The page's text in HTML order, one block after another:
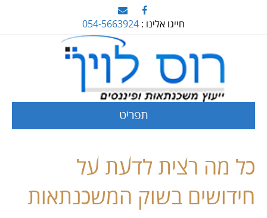
חייגו אלינו : 054-5663924
תפריט
כל מה רצית לדעת על
חידושים בשוק המשכנתאות